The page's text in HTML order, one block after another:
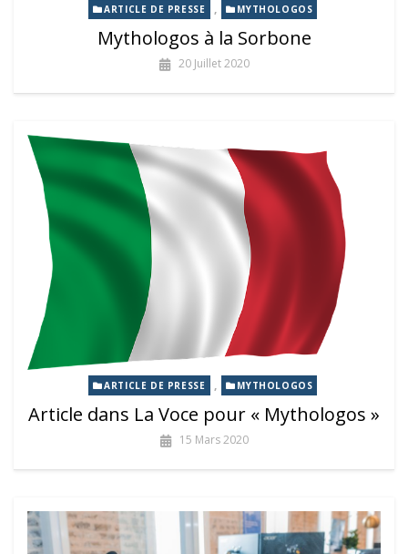
ARTICLE DE PRESSE , MYTHOLOGOS
Mythologos à la Sorbone
20 Juillet 2020
ARTICLE DE PRESSE , MYTHOLOGOS
Article dans La Voce pour « Mythologos »
15 Mars 2020